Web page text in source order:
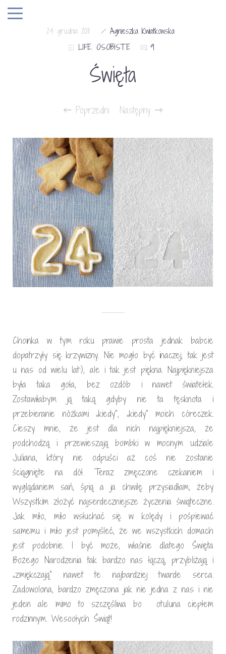
24 grudnia 2011
Agnieszka Kwiatkowska
LIFE, OSOBISTE 9
Święta
Poprzedni Następny
Choinka w tym roku prawie prosta jednak babcie
dopatrzyły się krzywizny. Nie mogło być inaczej, tak jest
u nas od wielu lat:), ale i tak jest piękna. Najpiękniejsza
była taka goła, bez ozdób i nawet światełek.
Zostawiłabym ją taką gdyby nie ta tęsknota i
przebieranie nóżkami „kiedy”, „kiedy” moich córeczek.
Cieszy mnie, że jest dla nich najpiękniejsza, że
podchodzą i przewieszają bombki w mocnym udziale
Juliana, który nie odpuści aż coś nie zostanie
ściągnięte na dół. Teraz zmęczone czekaniem i
wyglądaniem sań, śpią a ja chwilę przysiadłam, żeby
Wszystkim złożyć najserdeczniejsze życzenia świąteczne.
Jak miło, miło wsłuchać się w kolędy i pośpiewać
samemu i miło jest pomyśleć, że we wszystkich domach
jest podobnie. I być może, właśnie dlatego Święta
Bożego Narodzenia tak bardzo nas łączą, przybliżają i
„zmiękczają” nawet te najbardziej twarde serca.
Zadowolona, bardzo zmęczona jak nie jedna z nas i nie
jeden ale mimo to szczęśliwa bo otuluna ciepłem
rodzinnym. Wesoołych Świąt!